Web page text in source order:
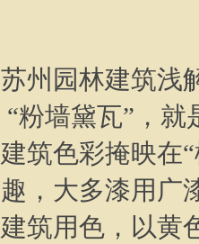
苏州园林建筑浅
“粉墙黛瓦”，
建筑色彩掩映在
趣，大多漆用广
建筑用色，以黄